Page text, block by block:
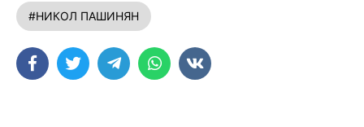
#НИКОЛ ПАШИНЯН